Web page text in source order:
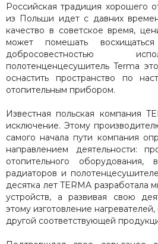
Российская традиция хорошего
из Польши идет с давних
качество в советское время,
может помешать
добросовестностью
полотенценцесушитель Terma
оснастить пространство по
отопительным прибором.
Известная польская компания
исключение. Этому
самого начала пути компания
направлением деятельности:
отопительного
радиаторов и
десятка лет TERMA разработала
устройств, а развивая свою
этому изготовление
другой соответствующей